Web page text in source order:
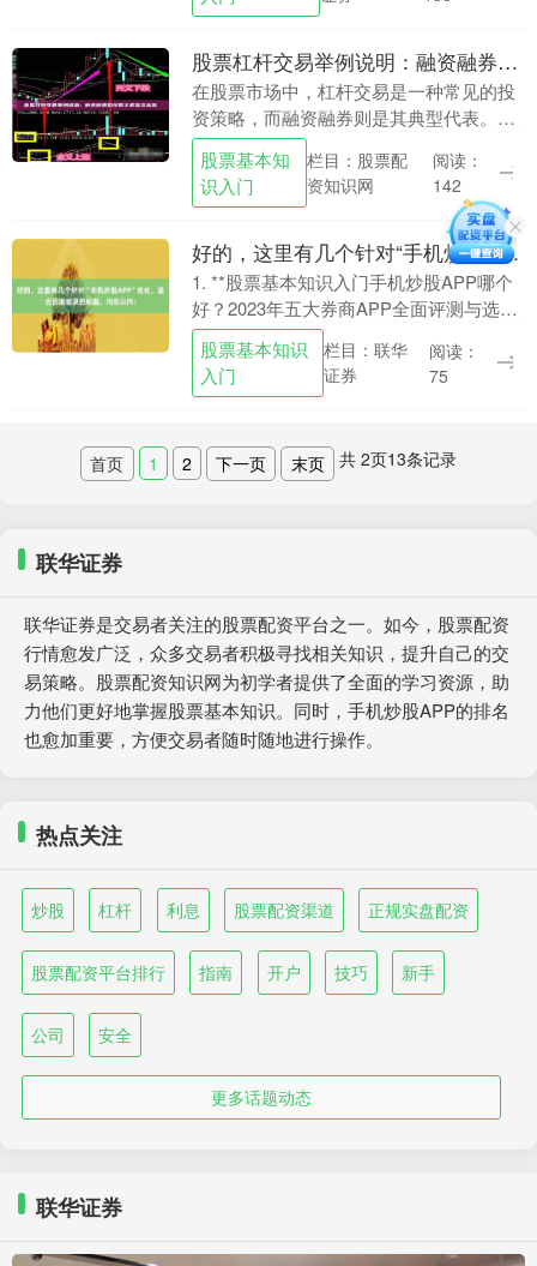
股票杠杆交易举例说明：融资融券如何放大收益与风险
在股票市场中，杠杆交易是一种常见的投
资策略，而融资融券则是其典型代表。它
如同一把双刃剑，既能显著放大投资收
益，也可能急剧扩大亏损风险。本文将通
过具体案例，深入解....
股票基本知
识入门
栏目：股票配
资知识网
阅读：
142
好的，这里有几个针对“手机炒股APP”优化、适合百度收录的标题，均在以内：
1. **股票基本知识入门手机炒股APP哪个
好？2023年五大券商APP全面评测与选择
指南** 2. **新手如何用手机炒股APP入
门？从开户到交易的全流程详解....
股票基本知识
入门
栏目：联华
证券
阅读：
75
首页 1 2 下一页 末页 共 2页13条记录
联华证券
联华证券是交易者关注的股票配资平台之一。如今，股票配资
行情愈发广泛，众多交易者积极寻找相关知识，提升自己的交
易策略。股票配资知识网为初学者提供了全面的学习资源，助
力他们更好地掌握股票基本知识。同时，手机炒股APP的排名
也愈加重要，方便交易者随时随地进行操作。
热点关注
炒股 杠杆 利息 股票配资渠道 正规实盘配资
股票配资平台排行 指南 开户 技巧 新手
公司 安全
更多话题动态
联华证券